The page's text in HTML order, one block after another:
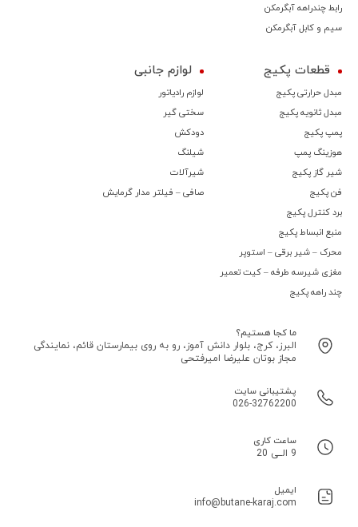
رابط چندراهه آبگرمکن
سیم و کابل آبگرمکن
قطعات پکیج
مبدل حرارتی پکیج
مبدل ثانویه پکیج
پمپ پکیج
هوزینگ پمپ
شیر گاز پکیج
فن پکیج
برد کنترل پکیج
منبع انبساط پکیج
محرک – شیر برقی – استوپر
مغزی شیرسه طرفه – کیت تعمیر
چند راهه پکیج
لوازم جانبی
لوازم رادیاتور
سختی گیر
دودکش
شیلنگ
شیرآلات
صافی – فیلتر مدار گرمایش
ما کجا هستیم؟
البرز، کرج، بلوار دانش آموز، رو به روی بیمارستان قائم، نمایندگی
مجاز بوتان علیرضا امیرفتحی
پشتیبانی سایت
026-32762200
ساعت کاری
9 الــی 20
ایمیل
info@butane-karaj.com